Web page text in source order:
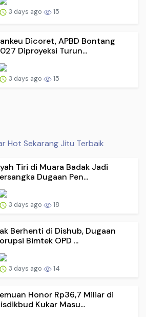
3 days ago 15
Dicoret, APBD Bontang
Diproyeksi Turun...
3 days ago 15
Hot Sekarang Jitu Terbaik
Tiri di Muara Badak Jadi
Dugaan Pen...
3 days ago 18
Berhenti di Dishub, Dugaan
Bimtek OPD ...
3 days ago 14
Honor Rp36,7 Miliar di
Kukar Masu...